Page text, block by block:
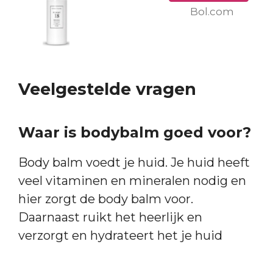
Bol.com
Veelgestelde vragen
Waar is bodybalm goed voor?
Body balm voedt je huid. Je huid heeft
veel vitaminen en mineralen nodig en
hier zorgt de body balm voor.
Daarnaast ruikt het heerlijk en
verzorgt en hydrateert het je huid